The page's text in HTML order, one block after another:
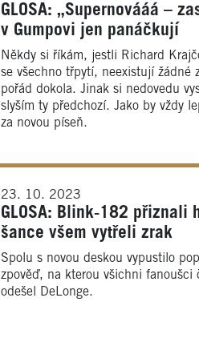
GLOSA: „Supernovááá –
v Gumpovi jen panáčkují
Někdy si říkám, jestli Richard
se všechno třpytí, neexistují žádné
pořád dokola. Jinak si nedovedu
slyším ty předchozí. Jako by vždy
za novou píseň.
23. 10. 2023
GLOSA: Blink‑182 přiznali
šance všem vytřeli zrak
Spolu s novou deskou vypustilo
zpověď, na kterou všichni
odešel DeLonge.